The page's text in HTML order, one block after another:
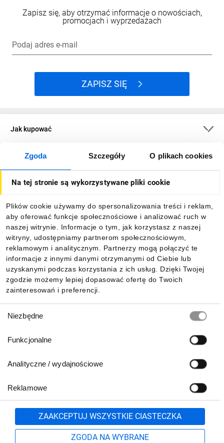
Zgoda Szczegóły O plikach cookies
Na tej stronie są wykorzystywane pliki cookie
Plików cookie używamy do spersonalizowania treści i reklam,
aby oferować funkcje społecznościowe i analizować ruch w
naszej witrynie. Informacje o tym, jak korzystasz z naszej
witryny, udostępniamy partnerom społecznościowym,
reklamowym i analitycznym. Partnerzy mogą połączyć te
informacje z innymi danymi otrzymanymi od Ciebie lub
uzyskanymi podczas korzystania z ich usług. Dzięki Twojej
zgodzie możemy lepiej dopasować ofertę do Twoich
zainteresowań i preferencji.
zgody
Niezbędne
Funkcjonalne
Analityczne / wydajnościowe
Reklamowe
ZAAKCEPTUJ WSZYSTKIE CIASTECZKA
ZGODA NA WYBRANE
Zapisz się, aby otrzymać informacje o nowościach,
promocjach i wyprzedażach
Podaj adres e-mail
ZAPISZ SIĘ
Jak kupować
O firmie
Informacje
Pobierz naszą aplikację mobilną:
801 500 700 lub
71 37 61 600
Formularz kontaktowy